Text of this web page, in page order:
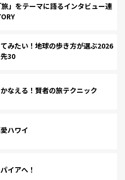
」をテーマに語るインタビュー連
みたい！地球の歩き方が選ぶ2026
30
なえる！賢者の旅テクニック
ハワイ
イアへ！